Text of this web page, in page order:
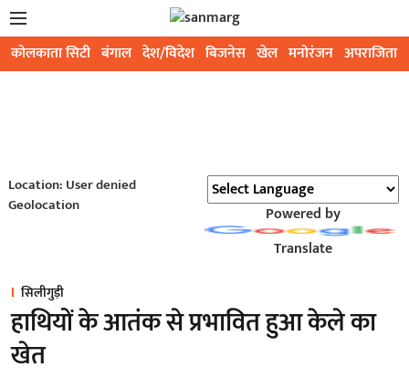
कोलकाता सिटी बंगाल देश/विदेश बिजनेस खेल मनोरंजन अपराजिता
Location: User denied
Geolocation
Powered by
Translate
सिलीगुड़ी
हाथियों के आतंक से प्रभावित हुआ केले का
खेत